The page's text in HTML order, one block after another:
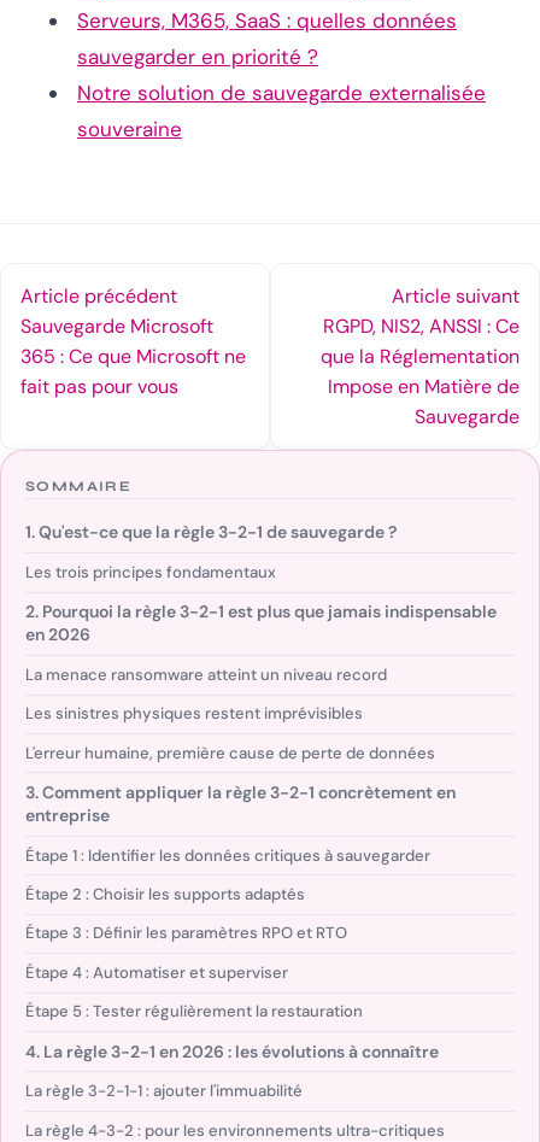
Serveurs, M365, SaaS : quelles données
sauvegarder en priorité ?
Notre solution de sauvegarde externalisée
souveraine
Article précédent
Sauvegarde Microsoft
365 : Ce que Microsoft ne
fait pas pour vous
Article suivant
RGPD, NIS2, ANSSI : Ce
que la Réglementation
Impose en Matière de
Sauvegarde
SOMMAIRE
1. Qu'est-ce que la règle 3-2-1 de sauvegarde ?
Les trois principes fondamentaux
2. Pourquoi la règle 3-2-1 est plus que jamais indispensable
en 2026
La menace ransomware atteint un niveau record
Les sinistres physiques restent imprévisibles
L'erreur humaine, première cause de perte de données
3. Comment appliquer la règle 3-2-1 concrètement en
entreprise
Étape 1 : Identifier les données critiques à sauvegarder
Étape 2 : Choisir les supports adaptés
Étape 3 : Définir les paramètres RPO et RTO
Étape 4 : Automatiser et superviser
Étape 5 : Tester régulièrement la restauration
4. La règle 3-2-1 en 2026 : les évolutions à connaître
La règle 3-2-1-1 : ajouter l'immuabilité
La règle 4-3-2 : pour les environnements ultra-critiques